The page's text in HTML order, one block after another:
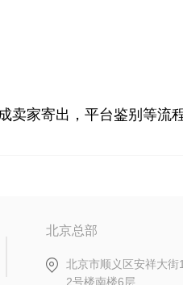
卖家寄出，平台鉴别等流
北京总部
北京市顺义区安祥大街
2号楼南楼6层